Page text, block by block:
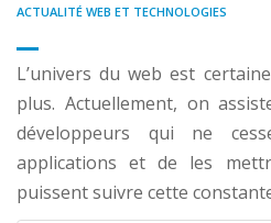
ACTUALITÉ WEB ET TECHNOLOGIES
L’univers du web est
plus. Actuellement, on
développeurs qui ne
applications et de les
puissent suivre cette